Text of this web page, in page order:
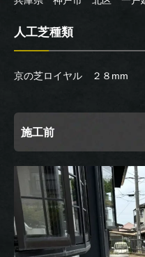
人工芝種類
京の芝ロイヤル ２８mm
施工前